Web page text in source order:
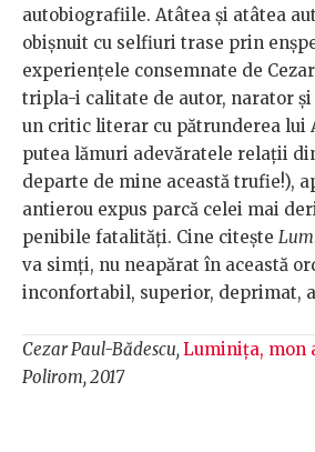
autobiografiile. Atâtea și atâtea
obișnuit cu selfiuri trase prin
experiențele consemnate de
tripla-i calitate de autor, narator
un critic literar cu pătrunderea lui
putea lămuri adevăratele relații
departe de mine această trufie!),
antierou expus parcă celei mai
penibile fatalități. Cine citește
va simți, nu neapărat în această
inconfortabil, superior, deprimat,
Cezar Paul-Bădescu,Luminița, mon
Polirom, 2017